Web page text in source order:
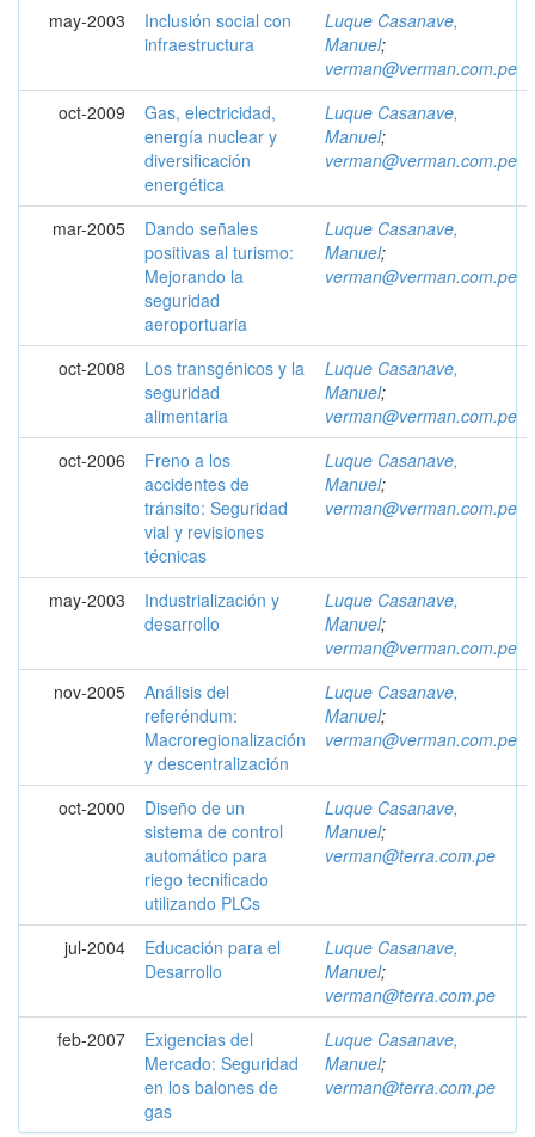
may-2003
Inclusión social con
infraestructura
Luque Casanave,
Manuel;
verman@verman.com.pe
oct-2009
Gas, electricidad,
energía nuclear y
diversificación
energética
Luque Casanave,
Manuel;
verman@verman.com.pe
mar-2005
Dando señales
positivas al turismo:
Mejorando la
seguridad
aeroportuaria
Luque Casanave,
Manuel;
verman@verman.com.pe
oct-2008
Los transgénicos y la
seguridad
alimentaria
Luque Casanave,
Manuel;
verman@verman.com.pe
oct-2006
Freno a los
accidentes de
tránsito: Seguridad
vial y revisiones
técnicas
Luque Casanave,
Manuel;
verman@verman.com.pe
may-2003
Industrialización y
desarrollo
Luque Casanave,
Manuel;
verman@verman.com.pe
nov-2005
Análisis del
referéndum:
Macroregionalización
y descentralización
Luque Casanave,
Manuel;
verman@verman.com.pe
oct-2000
Diseño de un
sistema de control
automático para
riego tecnificado
utilizando PLCs
Luque Casanave,
Manuel;
verman@terra.com.pe
jul-2004
Educación para el
Desarrollo
Luque Casanave,
Manuel;
verman@terra.com.pe
feb-2007
Exigencias del
Mercado: Seguridad
en los balones de
gas
Luque Casanave,
Manuel;
verman@terra.com.pe